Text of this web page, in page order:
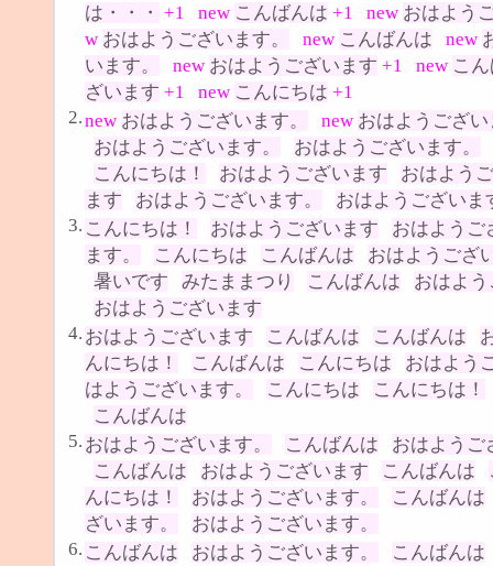
は・・・ +1 new こんばんは +1 new おはよう
w おはようございます。 new こんばんは new
います。
new おはようございます +1 new こ
ざいます +1 new こんにちは +1
2.new おはようございます。 new おはようござい
おはようございます。
おはようございます。
こんにちは！
おはようございます
おはよう
ます
おはようございます。
おはようございま
3. こんにちは！ おはようございます
おはようご
ます。
こんにちは こんばんは
おはようござ
暑いです
みたままつり こんばんは
おはよ
おはようございます
4. おはようございます こんばんは こんばんは
んにちは！
こんばんは こんにちは
おはよう
はようございます。
こんにちは
こんにちは！
こんばんは
5. おはようございます。 こんばんは
おはようご
こんばんは
おはようございます こんばんは
んにちは！
おはようございます。
こんばんは
ざいます。
おはようございます。
6. こんばんは おはようございます。
こんばんは